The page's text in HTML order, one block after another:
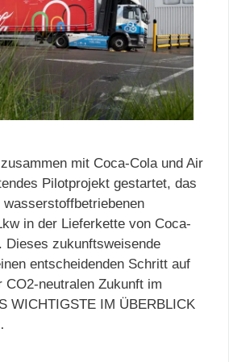
mit Coca-Cola und Air
Pilotprojekt gestartet, das
in der Lieferkette von Coca-
Dieses zukunftsweisende
entscheidenden Schritt auf
CO2-neutralen Zukunft im
WICHTIGSTE IM ÜBERBLICK